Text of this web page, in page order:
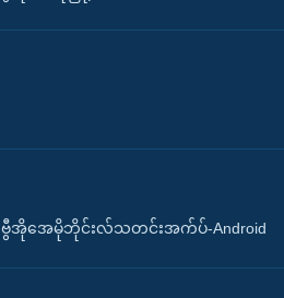
ဗွီအိုအေမိုဘိုင်းလ်သတင်းအက်ပ်-Android